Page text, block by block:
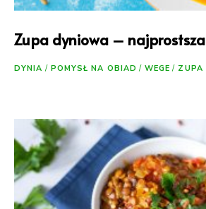
Zupa dyniowa – najprostsza
DYNIA / POMYSŁ NA OBIAD / WEGE / ZUPA